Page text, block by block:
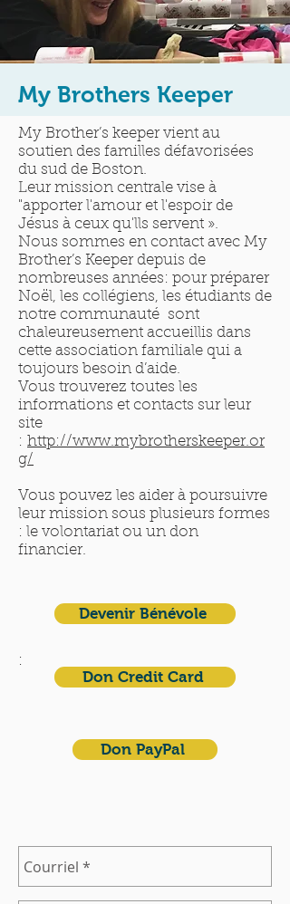
My Brothers Keeper
My Brother’s keeper vient au
soutien des familles défavorisées
du sud de Boston.
Leur mission centrale vise à
"apporter l'amour et l'espoir de
Jésus à ceux qu'lls servent ».
Nous sommes en contact avec My
Brother’s Keeper depuis de
nombreuses années: pour préparer
Noël, les collégiens, les étudiants de
notre communauté sont
chaleureusement accueillis dans
cette association familiale qui a
toujours besoin d’aide.
Vous trouverez toutes les
informations et contacts sur leur
site
: http://www.mybrotherskeeper.or
g/
Vous pouvez les aider à poursuivre
leur mission sous plusieurs formes
: le volontariat ou un don
financier.
:
Devenir Bénévole
Don Credit Card
Don PayPal